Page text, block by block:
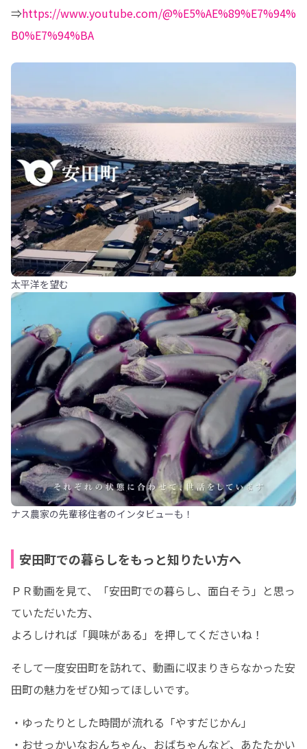
⇒https://www.youtube.com/@%E5%AE%89%E7%94%
B0%E7%94%BA
太平洋を望む
ナス農家の先輩移住者のインタビューも！
安田町での暮らしをもっと知りたい方へ
ＰＲ動画を見て、「安田町での暮らし、面白そう」と思っ
ていただいた方、
よろしければ「興味がある」を押してくださいね！
そして一度安田町を訪れて、動画に収まりきらなかった安
田町の魅力をぜひ知ってほしいです。
・ゆったりとした時間が流れる「やすだじかん」
・おせっかいなおんちゃん、おばちゃんなど、あたたかい